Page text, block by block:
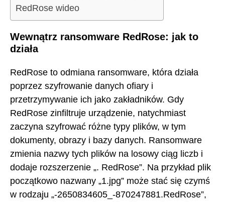
RedRose wideo
Wewnątrz ransomware RedRose: jak to
działa
RedRose to odmiana ransomware, która działa
poprzez szyfrowanie danych ofiary i
przetrzymywanie ich jako zakładników. Gdy
RedRose zinfiltruje urządzenie, natychmiast
zaczyna szyfrować różne typy plików, w tym
dokumenty, obrazy i bazy danych. Ransomware
zmienia nazwy tych plików na losowy ciąg liczb i
dodaje rozszerzenie „. RedRose”. Na przykład plik
początkowo nazwany „1.jpg” może stać się czymś
w rodzaju „-2650834605_-870247881.RedRose”,